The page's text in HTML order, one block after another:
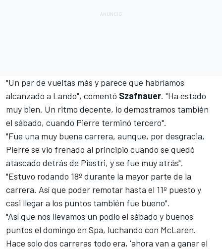
"Un par de vueltas más y parece que habríamos
alcanzado a Lando", comentó Szafnauer. "Ha estado
muy bien. Un ritmo decente, lo demostramos también
el sábado, cuando Pierre terminó tercero".
"Fue una muy buena carrera, aunque, por desgracia,
Pierre se vio frenado al principio cuando se quedó
atascado detrás de Piastri, y se fue muy atrás".
"Estuvo rodando 18º durante la mayor parte de la
carrera. Así que poder remotar hasta el 11º puesto y
casi llegar a los puntos también fue bueno".
"Así que nos llevamos un podio el sábado y buenos
puntos el domingo en Spa, luchando con McLaren.
Hace solo dos carreras todo era, 'ahora van a ganar el